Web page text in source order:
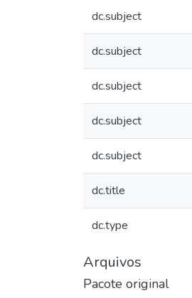
dc.subject
dc.subject
dc.subject
dc.subject
dc.subject
dc.title
dc.type
Arquivos
Pacote original